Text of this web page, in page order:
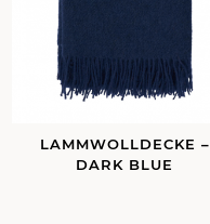
LAMMWOLLDECKE –
DARK BLUE